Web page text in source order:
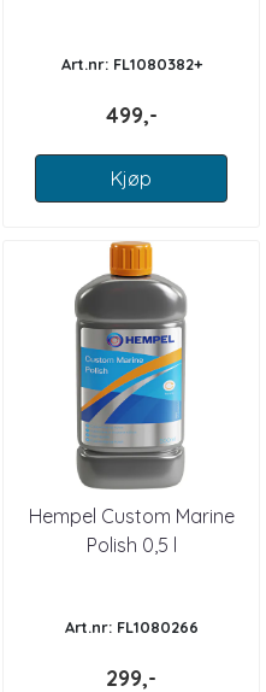
Art.nr: FL1080382+
499,-
Kjøp
Hempel Custom Marine
Polish 0,5 l
Art.nr: FL1080266
299,-